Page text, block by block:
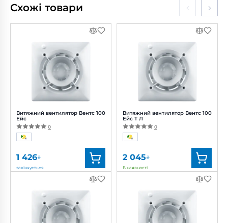
Схожі товари
Витяжний вентилятор Вентс 100
Ейс
0
1 426₴
закінчується
Вентс
Артикул:
0688225420
Діаметр:
100 мм
Потужність:
Витяжний вентилятор Вентс 100
Ейс Т Л
0
2 045₴
В наявності
Вентс
Артикул:
0688257473
Діаметр:
100 мм
Потужність: